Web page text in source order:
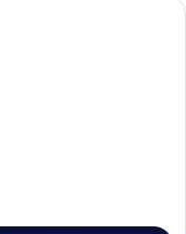
Hotelzimmer mit